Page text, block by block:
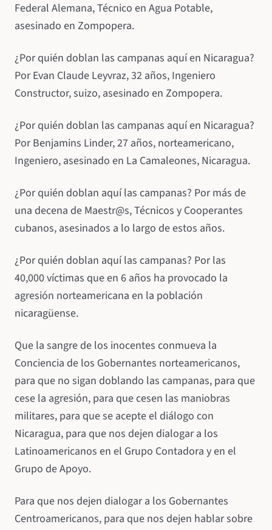
Federal Alemana, Técnico en Agua Potable,
asesinado en Zompopera.
¿Por quién doblan las campanas aquí en Nicaragua?
Por Evan Claude Leyvraz, 32 años, Ingeniero
Constructor, suizo, asesinado en Zompopera.
¿Por quién doblan las campanas aquí en Nicaragua?
Por Benjamins Linder, 27 años, norteamericano,
Ingeniero, asesinado en La Camaleones, Nicaragua.
¿Por quién doblan aquí las campanas? Por más de
una decena de Maestr@s, Técnicos y Cooperantes
cubanos, asesinados a lo largo de estos años.
¿Por quién doblan aquí las campanas? Por las
40,000 víctimas que en 6 años ha provocado la
agresión norteamericana en la población
nicaragüense.
Que la sangre de los inocentes conmueva la
Conciencia de los Gobernantes norteamericanos,
para que no sigan doblando las campanas, para que
cese la agresión, para que cesen las maniobras
militares, para que se acepte el diálogo con
Nicaragua, para que nos dejen dialogar a los
Latinoamericanos en el Grupo Contadora y en el
Grupo de Apoyo.
Para que nos dejen dialogar a los Gobernantes
Centroamericanos, para que nos dejen hablar sobre